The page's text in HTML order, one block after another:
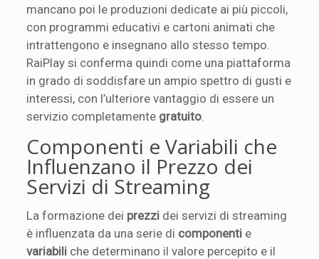
mancano poi le produzioni dedicate ai più piccoli,
con programmi educativi e cartoni animati che
intrattengono e insegnano allo stesso tempo.
RaiPlay si conferma quindi come una piattaforma
in grado di soddisfare un ampio spettro di gusti e
interessi, con l’ulteriore vantaggio di essere un
servizio completamente gratuito
Componenti e Variabili che
Influenzano il Prezzo dei
Servizi di Streaming
La formazione dei prezzi dei servizi di streaming
è influenzata da una serie di componenti e
variabili che determinano il valore percepito e il